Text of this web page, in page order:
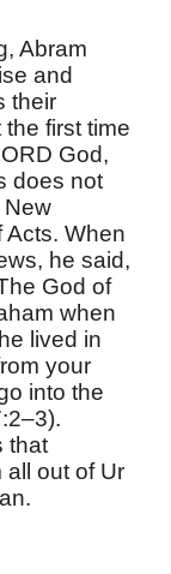
Abram
and
their
first time
God,
does not
New
Acts. When
he said,
God of
when
lived in
your
into the
that
all out of Ur